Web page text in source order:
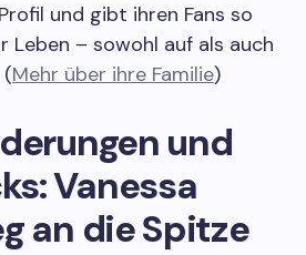
und gibt ihren Fans so
Leben – sowohl auf als auch
Mehr über ihre Familie)
und
Vanessa
an die Spitze